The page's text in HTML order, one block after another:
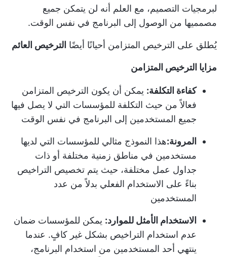
لبرمجيات التصميم، مع العلم أنه لن يتمكن جميع
مصمميها من الوصول إلى البرنامج في نفس الوقت.
يُطلق على الترخيص المتزامن أحيانًا أيضًا الترخيص العائم
مزايا الترخيص المتزامن
كفاءة التكلفة: يمكن أن يكون الترخيص المتزامن
فعالاً من حيث التكلفة للمؤسسات التي لا يصل فيها
جميع المستخدمين إلى البرنامج في نفس الوقت
المرونة:هذا النموذج مثالي للمؤسسات التي لديها
مستخدمين في مناطق زمنية مختلفة أو ذات
جداول عمل مختلفة، حيث يتم تخصيص التراخيص
بناءً على الاستخدام الفعلي بدلاً من عدد
المستخدمين
الاستخدام الأمثل للموارد: يمكن للمؤسسات ضمان
عدم استخدام التراخيص بشكل غير كافٍ. عندما
ينتهي أحد المستخدمين من استخدام البرنامج،